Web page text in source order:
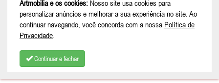
Treml, 343 casa A23 - sala 2 - Schramm - São Bento do Sul - SC |
Artmobilia e os cookies: Nosso site usa cookies para
personalizar anúncios e melhorar a sua experiência no site. Ao
continuar navegando, você concorda com a nossa Política de
Privacidade
Continuar e fechar